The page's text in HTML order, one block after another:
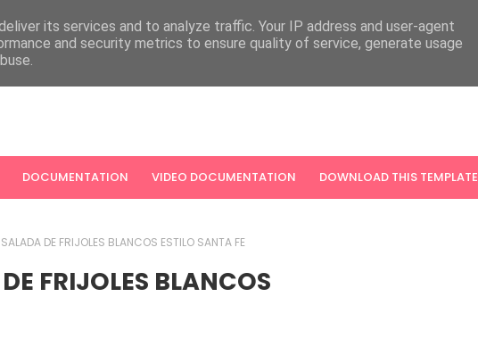
DOCUMENTATION VIDEO DOCUMENTATION DOWNLOAD THIS TEMPLATE
DE FRIJOLES BLANCOS ESTILO SANTA FE
FRIJOLES BLANCOS
its services and to analyze traffic. Your IP address and user-agent
and security metrics to ensure quality of service, generate usage